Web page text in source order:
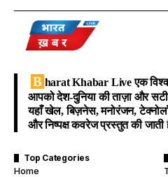
B harat Khabar Live एक
आपको देश-दुनिया की ताज़ा और
यहाँ खेल, बिज़नेस, मनोरंजन,
और निष्पक्ष कवरेज प्रस्तुत की जाती
Top Categories
Home